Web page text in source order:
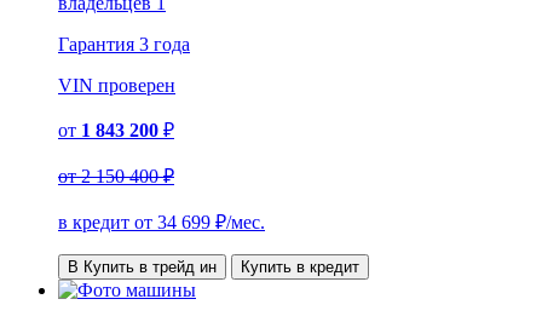
Гарантия 3 года
VIN проверен
от 1 843 200 ₽
от2 150 400 ₽
в кредит от 34 699 ₽/мес.
В Купить в трейд ин Купить в кредит